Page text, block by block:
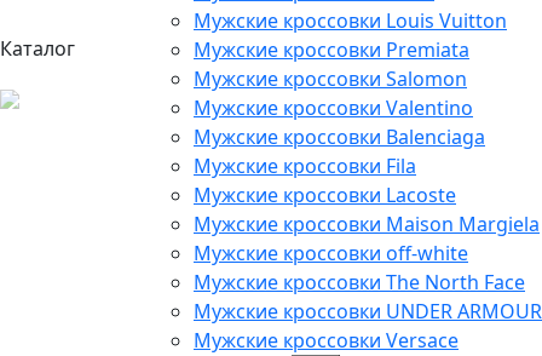
Каталог
Мужские кроссовки Louis Vuitton
Мужские кроссовки Premiata
Мужские кроссовки Salomon
Мужские кроссовки Valentino
Мужские кроссовки Balenciaga
Мужские кроссовки Fila
Мужские кроссовки Lacoste
Мужские кроссовки Maison Margiela
Мужские кроссовки off-white
Мужские кроссовки The North Face
Мужские кроссовки UNDER ARMOUR
Мужские кроссовки Versace